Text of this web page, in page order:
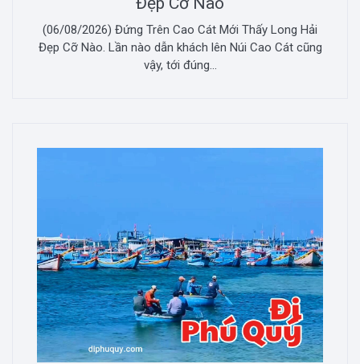
(06/08/2026) Đứng Trên Cao Cát Mới Thấy Long Hải
Đẹp Cỡ Nào. Lần nào dẫn khách lên Núi Cao Cát cũng
vậy, tới đúng...